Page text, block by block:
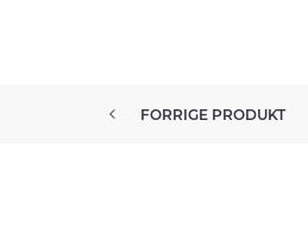
FORRIGE PRODUKT